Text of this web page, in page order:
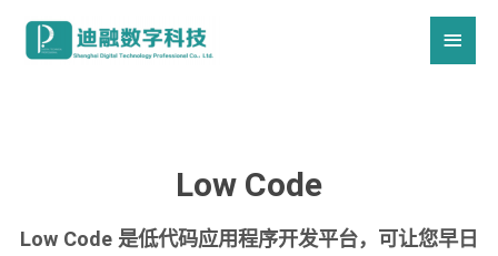
Low Code
Low Code 是低代码应用程序开发平台，可让您早日